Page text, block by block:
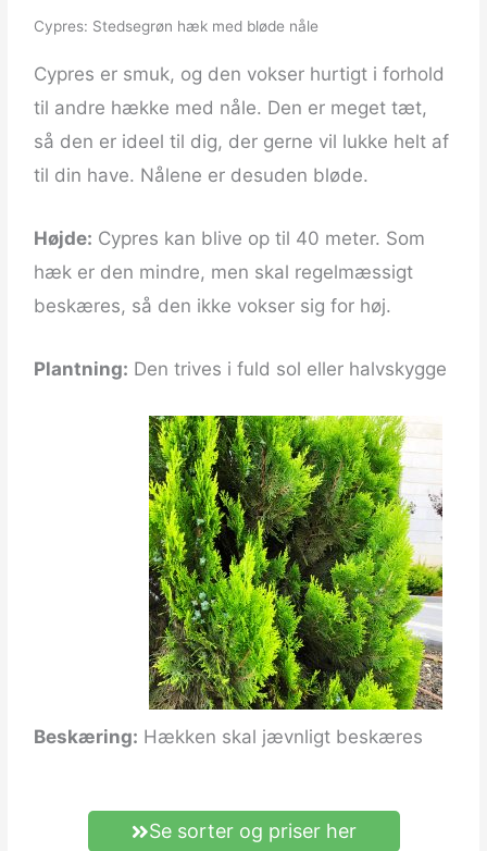
Cypres: Stedsegrøn hæk med bløde nåle
Cypres er smuk, og den vokser hurtigt i forhold
til andre hække med nåle. Den er meget tæt,
så den er ideel til dig, der gerne vil lukke helt af
til din have. Nålene er desuden bløde.
Højde: Cypres kan blive op til 40 meter. Som
hæk er den mindre, men skal regelmæssigt
beskæres, så den ikke vokser sig for høj.
Plantning: Den trives i fuld sol eller halvskygge
Beskæring: Hækken skal jævnligt beskæres
Se sorter og priser her